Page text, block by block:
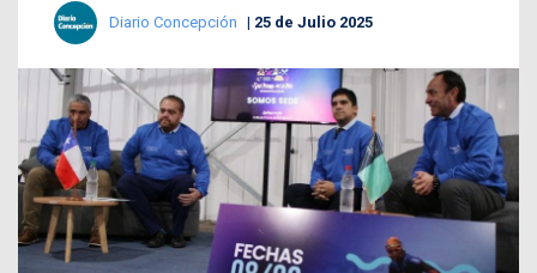
Diario Concepción 25 de Julio 2025